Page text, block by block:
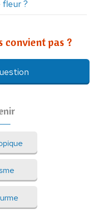
?
convient pas ?